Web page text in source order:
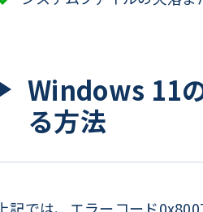
Windows 11
る方法